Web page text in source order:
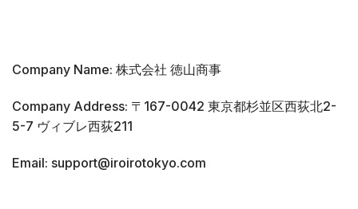
Company Name: 株式会社 徳山商事
Company Address: 〒167-0042 東京都杉並区西荻北2-
5-7 ヴィブレ西荻211
Email: support@iroirotokyo.com